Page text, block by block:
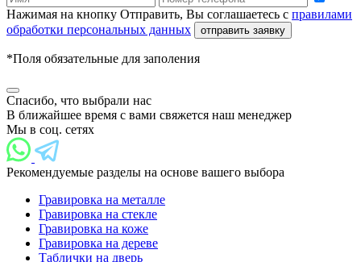
Нажимая на кнопку Отправить, Вы соглашаетесь с правилами
обработки персональных данных
отправить заявку
*Поля обязательные для заполения
Спасибо, что выбрали нас
В ближайшее время с вами свяжется наш менеджер
Мы в соц. сетях
Рекомендуемые разделы на основе вашего выбора
Гравировка на металле
Гравировка на стекле
Гравировка на коже
Гравировка на дереве
Таблички на дверь